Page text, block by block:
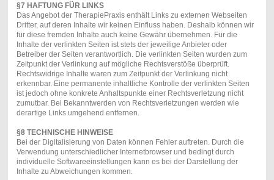
§7 HAFTUNG FÜR LINKS
Das Angebot der TherapiePraxis enthält Links zu externen Webseiten
Dritter, auf deren Inhalte wir keinen Einfluss haben. Deshalb können wir
für diese fremden Inhalte auch keine Gewähr übernehmen. Für die
Inhalte der verlinkten Seiten ist stets der jeweilige Anbieter oder
Betreiber der Seiten verantwortlich. Die verlinkten Seiten wurden zum
Zeitpunkt der Verlinkung auf mögliche Rechtsverstöße überprüft.
Rechtswidrige Inhalte waren zum Zeitpunkt der Verlinkung nicht
erkennbar. Eine permanente inhaltliche Kontrolle der verlinkten Seiten
ist jedoch ohne konkrete Anhaltspunkte einer Rechtsverletzung nicht
zumutbar. Bei Bekanntwerden von Rechtsverletzungen werden wie
derartige Links umgehend entfernen.
§8 TECHNISCHE HINWEISE
Bei der Digitalisierung von Daten können Fehler auftreten. Durch die
Verwendung unterschiedlicher Internetbrowser und bedingt durch
individuelle Softwareeinstellungen kann es bei der Darstellung der
Inhalte zu Abweichungen kommen.